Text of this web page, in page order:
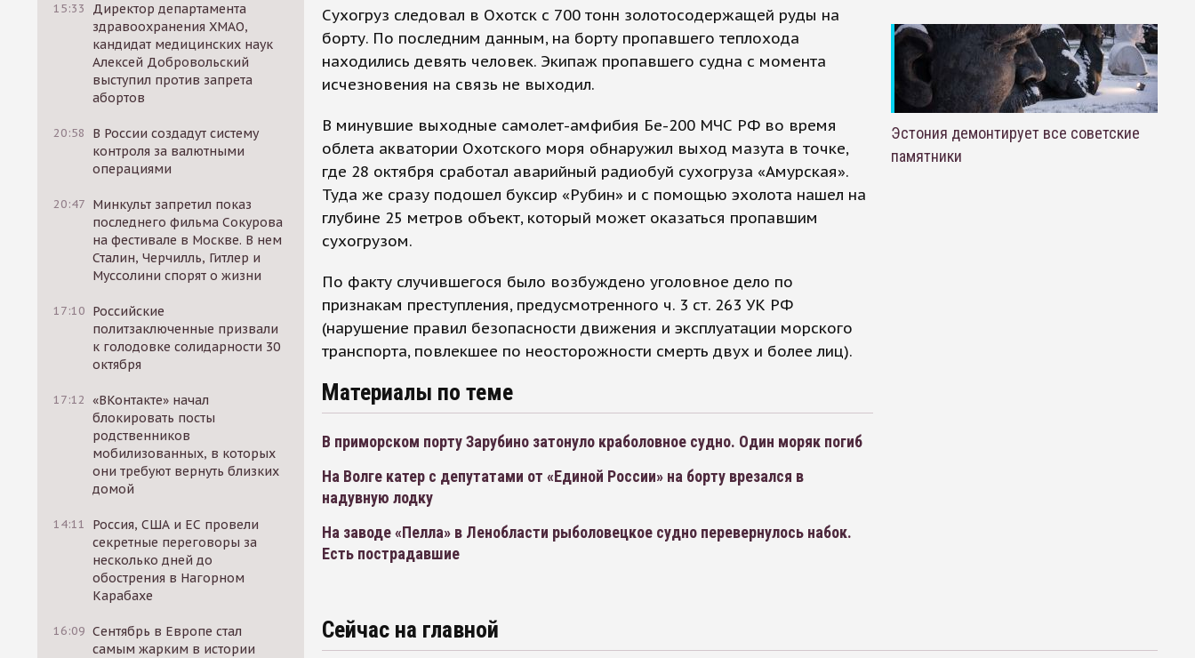
15:33
Директор департамента
здравоохранения ХМАО,
кандидат медицинских наук
Алексей Добровольский
выступил против запрета
абортов
20:58
В России создадут систему
контроля за валютными
операциями
20:47 Минкульт запретил показ
последнего фильма Сокурова
на фестивале в Москве. В нем
Сталин, Черчилль, Гитлер и
Муссолини спорят о жизни
17:10 Российские
политзаключенные призвали
к голодовке солидарности 30
октября
17:12 «ВКонтакте» начал
блокировать посты
родственников
мобилизованных, в которых
они требуют вернуть близких
домой
14:11
Россия, США и ЕС провели
секретные переговоры за
несколько дней до
обострения в Нагорном
Карабахе
16:09 Сентябрь в Европе стал
самым жарким в истории
Сухогруз следовал в Охотск с 700 тонн золотосодержащей руды на
борту. По последним данным, на борту пропавшего теплохода
находились девять человек. Экипаж пропавшего судна с момента
исчезновения на связь не выходил.
В минувшие выходные самолет-амфибия Бе-200 МЧС РФ во время
облета акватории Охотского моря обнаружил выход мазута в точке,
где 28 октября сработал аварийный радиобуй сухогруза «Амурская».
Туда же сразу подошел буксир «Рубин» и с помощью эхолота нашел на
глубине 25 метров объект, который может оказаться пропавшим
сухогрузом.
По факту случившегося было возбуждено уголовное дело по
признакам преступления, предусмотренного ч. 3 ст. 263 УК РФ
(нарушение правил безопасности движения и эксплуатации морского
транспорта, повлекшее по неосторожности смерть двух и более лиц).
Материалы по теме
В приморском порту Зарубино затонуло краболовное судно. Один моряк погиб
На Волге катер с депутатами от «Единой России» на борту врезался в
надувную лодку
На заводе «Пелла» в Ленобласти рыболовецкое судно перевернулось набок.
Есть пострадавшие
Эстония демонтирует все советские
памятники
Сейчас на главной